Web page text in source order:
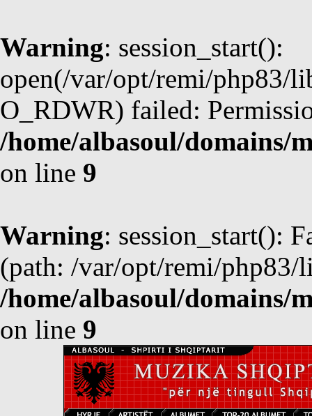
Warning: session_start():
open(/var/opt/remi/php83/
O_RDWR) failed:
/home/albasoul/domains/
on line 9
Warning: session_start():
(path: /var/opt/remi/php83/
/home/albasoul/domains/
on line 9